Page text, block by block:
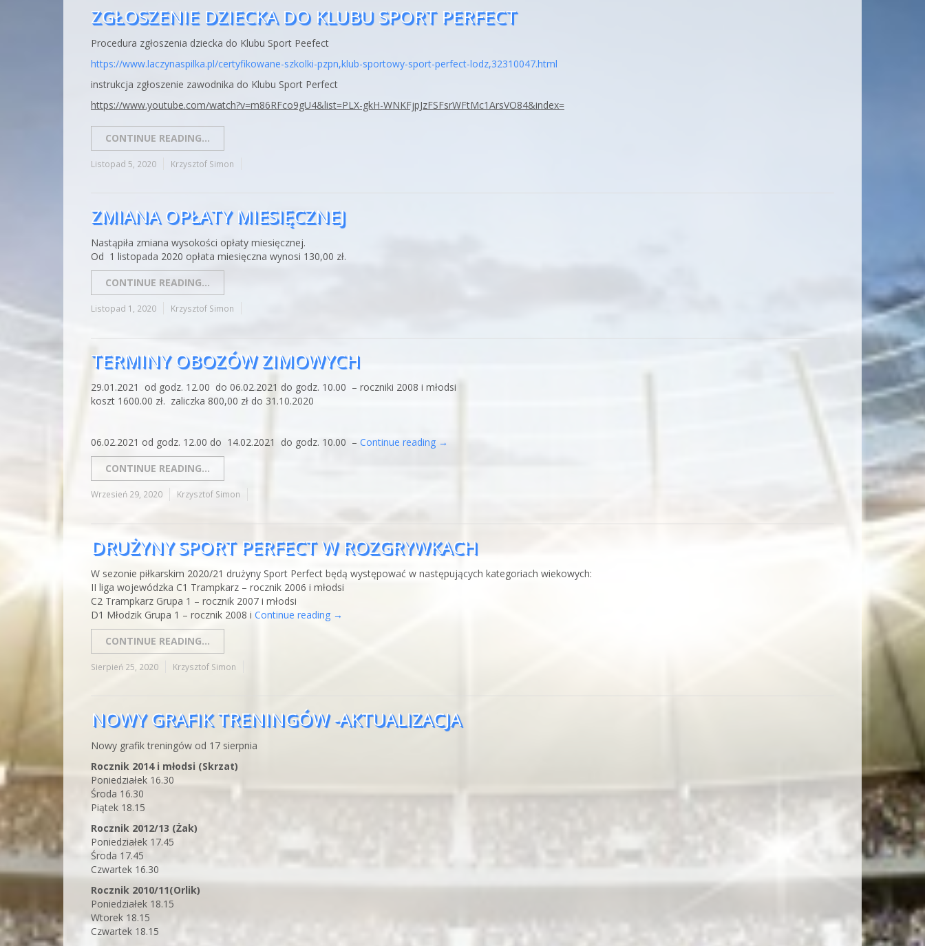
ZGŁOSZENIE DZIECKA DO KLUBU SPORT PERFECT
Procedura zgłoszenia dziecka do Klubu Sport Peefect
https://www.laczynaspilka.pl/certyfikowane-szkolki-pzpn,klub-sportowy-sport-perfect-lodz,32310047.html
instrukcja zgłoszenie zawodnika do Klubu Sport Perfect
https://www.youtube.com/watch?v=m86RFco9gU4&list=PLX-gkH-WNKFjpJzFSFsrWFtMc1ArsVO84&index=
CONTINUE READING...
Listopad 5, 2020 Krzysztof Simon
ZMIANA OPŁATY MIESIĘCZNEJ
Nastąpiła zmiana wysokości opłaty miesięcznej.
Od 1 listopada 2020 opłata miesięczna wynosi 130,00 zł.
CONTINUE READING...
Listopad 1, 2020 Krzysztof Simon
TERMINY OBOZÓW ZIMOWYCH
29.01.2021 od godz. 12.00 do 06.02.2021 do godz. 10.00 – roczniki 2008 i młodsi
koszt 1600.00 zł. zaliczka 800,00 zł do 31.10.2020
06.02.2021 od godz. 12.00 do 14.02.2021 do godz. 10.00 – Continue reading →
CONTINUE READING...
Wrzesień 29, 2020 Krzysztof Simon
DRUŻYNY SPORT PERFECT W ROZGRYWKACH
W sezonie piłkarskim 2020/21 drużyny Sport Perfect będą występować w następujących kategoriach wiekowych:
II liga wojewódzka C1 Trampkarz – rocznik 2006 i młodsi
C2 Trampkarz Grupa 1 – rocznik 2007 i młodsi
D1 Młodzik Grupa 1 – rocznik 2008 i Continue reading →
CONTINUE READING...
Sierpień 25, 2020 Krzysztof Simon
NOWY GRAFIK TRENINGÓW -AKTUALIZACJA
Nowy grafik treningów od 17 sierpnia
Rocznik 2014 i młodsi (Skrzat)
Poniedziałek 16.30
Środa 16.30
Piątek 18.15
Rocznik 2012/13 (Żak)
Poniedziałek 17.45
Środa 17.45
Czwartek 16.30
Rocznik 2010/11(Orlik)
Poniedziałek 18.15
Wtorek 18.15
Czwartek 18.15